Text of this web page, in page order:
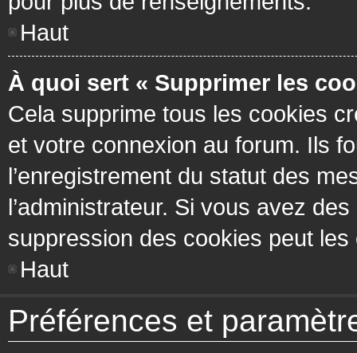
Haut
À quoi sert « Supprimer les
Cela supprime tous les cookies
et votre connexion au forum. Ils
l’enregistrement du statut des
l’administrateur. Si vous avez
suppression des cookies peut les
Haut
Préférences et